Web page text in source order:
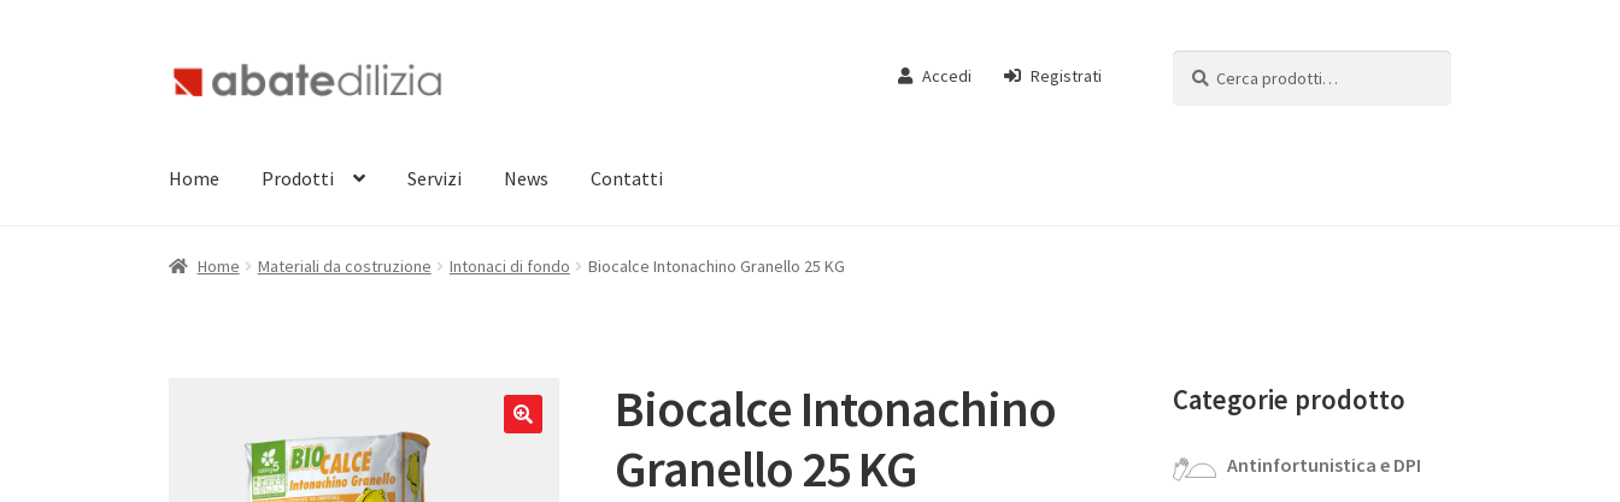
Vai
alla
Vai
al
Accedi Registrati
Home Prodotti Servizi News Contatti
Home Materiali da costruzione Intonaci di fondo Biocalce Intonachino Granello 25 KG
Biocalce Intonachino
Granello 25 KG
Categorie prodotto
Antinfortunistica e DPI